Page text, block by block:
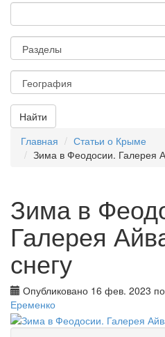
Найти
Главная
Статьи о Крыме
Зима в Феодосии. Галерея
Зима в
Галерея
снегу
Опубликовано 16 фев. 2023
Еременко